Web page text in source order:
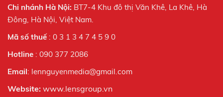
Chi nhánh Hà Nội: BT7-4 Khu đô thị Văn Khê, La Khê, Hà
Đông, Hà Nội, Việt Nam.
Mã số thuế: 0 3 1 3 4 7 4 5 9 0
Hotline : 090 377 2086
Email: lennguyenmedia@gmail.com
Website: www.lensgroup.vn